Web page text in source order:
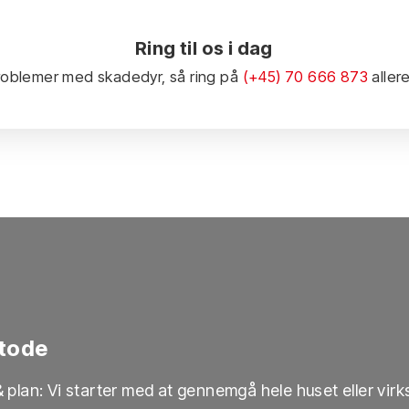
Ring til os i dag
med skadedyr, så ring på (+45) 70 666 873
plan: Vi starter med at gennemgå hele huset eller